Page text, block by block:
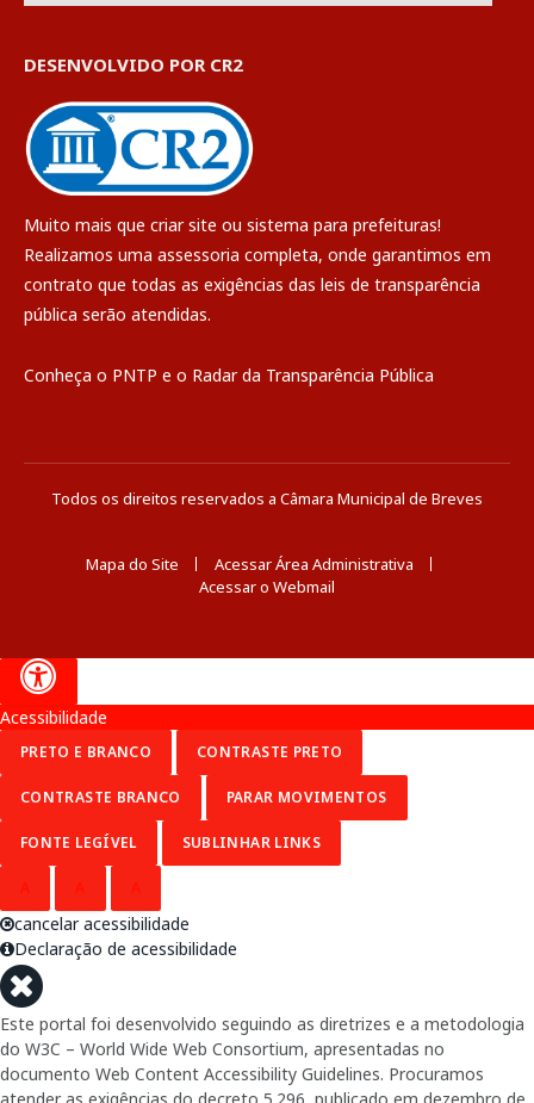
DESENVOLVIDO POR CR2
Muito mais que criar site ou sistema para prefeituras!
Realizamos uma assessoria completa, onde garantimos em
contrato que todas as exigências das leis de transparência
pública serão atendidas.
Conheça o PNTP e o Radar da Transparência Pública
Todos os direitos reservados a Câmara Municipal de Breves
Mapa do Site
Acessar Área Administrativa
Acessar o Webmail
Acessibilidade
PRETO E BRANCO CONTRASTE PRETO
CONTRASTE BRANCO PARAR MOVIMENTOS
FONTE LEGÍVEL SUBLINHAR LINKS
cancelar acessibilidade
Declaração de acessibilidade
Este portal foi desenvolvido seguindo as diretrizes e a metodologia
do W3C – World Wide Web Consortium, apresentadas no
documento Web Content Accessibility Guidelines. Procuramos